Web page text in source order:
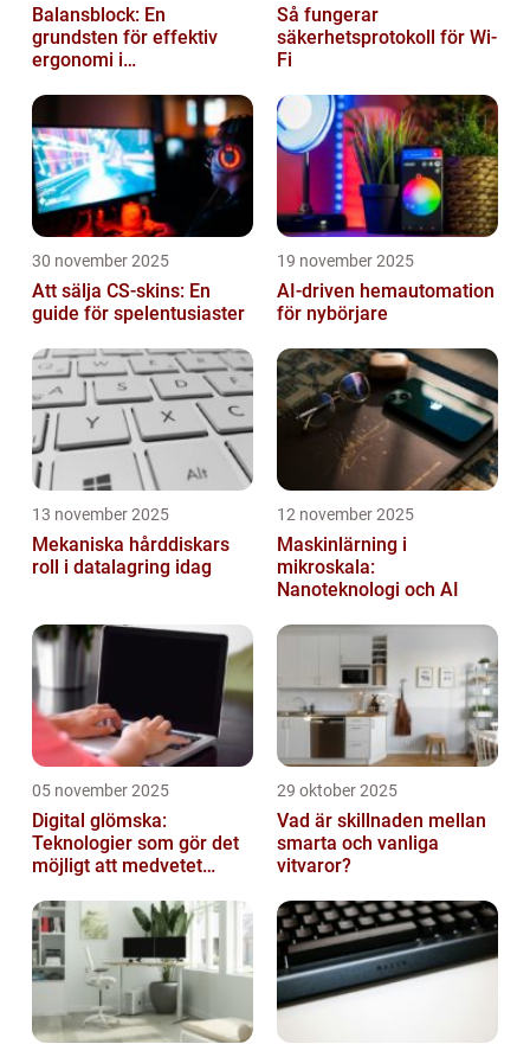
Balansblock: En
grundsten för effektiv
ergonomi i
Så fungerar
säkerhetsprotokoll för Wi-
Fi
30 november 2025
Att sälja CS-skins: En
guide för spelentusiaster
19 november 2025
AI-driven hemautomation
för nybörjare
13 november 2025
Mekaniska hårddiskars
roll i datalagring idag
12 november 2025
Maskinlärning i
mikroskala:
Nanoteknologi och AI
05 november 2025
Digital glömska:
Teknologier som gör det
möjligt att medvetet
29 oktober 2025
Vad är skillnaden mellan
smarta och vanliga
vitvaror?